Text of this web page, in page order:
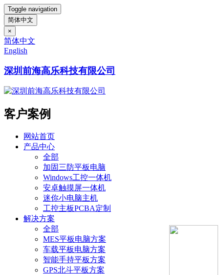
Toggle navigation
简体中文
×
简体中文
English
深圳前海高乐科技有限公司
客户案例
网站首页
产品中心
全部
加固三防平板电脑
Windows工控一体机
安卓触摸屏一体机
迷你小电脑主机
工控主板PCBA定制
解决方案
全部
MES平板电脑方案
车载平板电脑方案
智能手持平板方案
GPS北斗平板方案